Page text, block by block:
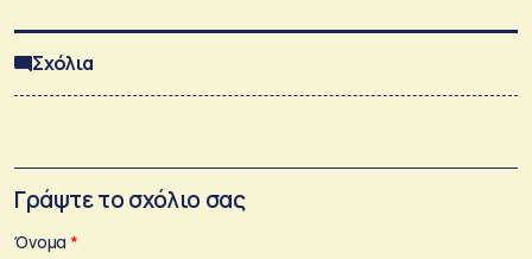
Σχόλια
Γράψτε το σχόλιο σας
Όνομα